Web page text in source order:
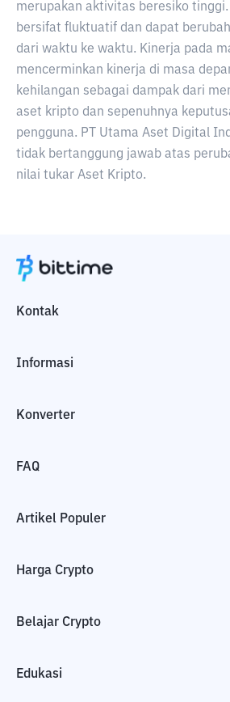
merupakan aktivitas beresiko
bersifat fluktuatif dan dapat
dari waktu ke waktu. Kinerja pada
mencerminkan kinerja di masa
kehilangan sebagai dampak dari
aset kripto dan sepenuhnya
pengguna. PT Utama Aset Digital
tidak bertanggung jawab atas
nilai tukar Aset Kripto.
Kontak
Informasi
Konverter
FAQ
Artikel Populer
Harga Crypto
Belajar Crypto
Edukasi